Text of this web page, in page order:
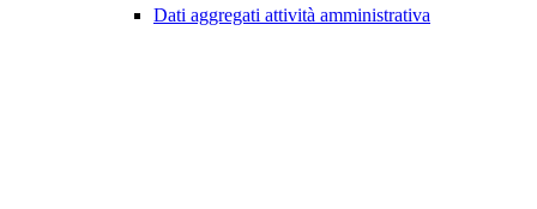
Dati aggregati attività amministrativa